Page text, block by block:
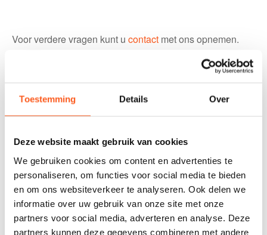
Toestemming Details Over
Deze website maakt gebruik van cookies
We gebruiken cookies om content en advertenties te
personaliseren, om functies voor social media te bieden
en om ons websiteverkeer te analyseren. Ook delen we
informatie over uw gebruik van onze site met onze
partners voor social media, adverteren en analyse. Deze
partners kunnen deze gegevens combineren met andere
Voor verdere vragen kunt u contact met ons opnemen.
072 51 148 09
info@podoalkmaar.nl
Podocentrum Alkmaar